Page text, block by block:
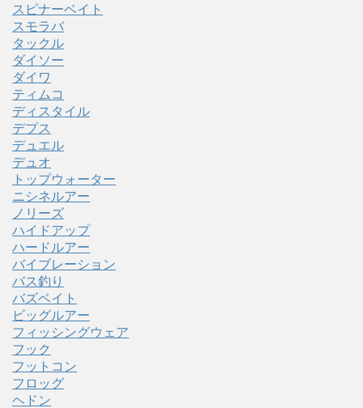
スピナーベイト
スモラバ
タックル
ダイソー
ダイワ
ティムコ
ディスタイル
デプス
デュエル
デュオ
トップウォーター
ニシネルアー
ノリーズ
ハイドアップ
ハードルアー
バイブレーション
バス釣り
バズベイト
ビッグルアー
フィッシングウェア
フック
フットコン
フロッグ
ヘドン